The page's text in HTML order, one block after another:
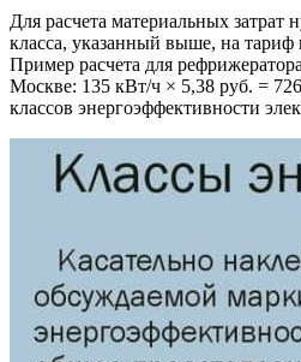
Для расчета материальных затрат
класса, указанный выше, на тариф
Пример расчета для
Москве: 135 кВт/ч × 5,38 руб. =
классов энергоэффективности